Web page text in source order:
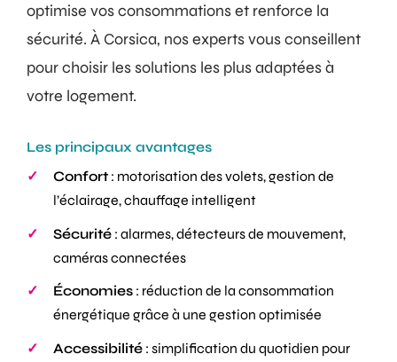
optimise vos consommations et renforce la
sécurité. À Corsica, nos experts vous conseillent
pour choisir les solutions les plus adaptées à
votre logement.
Les principaux avantages
Confort : motorisation des volets, gestion de
l’éclairage, chauffage intelligent
Sécurité : alarmes, détecteurs de mouvement,
caméras connectées
Économies : réduction de la consommation
énergétique grâce à une gestion optimisée
Accessibilité : simplification du quotidien pour